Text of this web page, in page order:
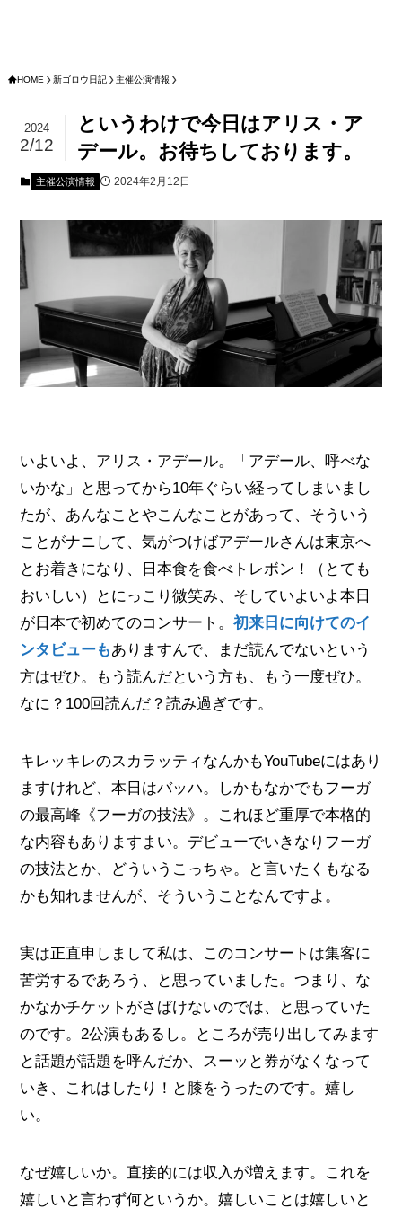
HOME 新ゴロウ日記 主催公演情報
というわけで今日はアリス・ア
デール。お待ちしております。
2024
2/12
主催公演情報 2024年2月12日
いよいよ、アリス・アデール。「アデール、呼べな
いかな」と思ってから10年ぐらい経ってしまいまし
たが、あんなことやこんなことがあって、そういう
ことがナニして、気がつけばアデールさんは東京へ
とお着きになり、日本食を食べトレボン！（とても
おいしい）とにっこり微笑み、そしていよいよ本日
が日本で初めてのコンサート。初来日に向けてのイ
ンタビューもありますんで、まだ読んでないという
方はぜひ。もう読んだという方も、もう一度ぜひ。
なに？100回読んだ？読み過ぎです。
キレッキレのスカラッティなんかもYouTubeにはあり
ますけれど、本日はバッハ。しかもなかでもフーガ
の最高峰《フーガの技法》。これほど重厚で本格的
な内容もありますまい。デビューでいきなりフーガ
の技法とか、どういうこっちゃ。と言いたくもなる
かも知れませんが、そういうことなんですよ。
実は正直申しまして私は、このコンサートは集客に
苦労するであろう、と思っていました。つまり、な
かなかチケットがさばけないのでは、と思っていた
のです。2公演もあるし。ところが売り出してみます
と話題が話題を呼んだか、スーッと券がなくなって
いき、これはしたり！と膝をうったのです。嬉し
い。
なぜ嬉しいか。直接的には収入が増えます。これを
嬉しいと言わず何というか。嬉しいことは嬉しいと